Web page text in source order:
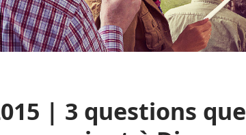
| 3 questions que